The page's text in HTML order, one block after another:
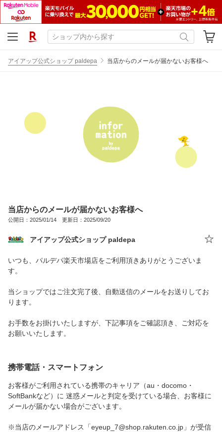
アイアップ公式ショップ paldepa 当店からのメールが届かないお客様へ
当店からのメールが届かないお客様へ
公開日：2025/01/14 更新日：2025/09/20
アイアップ公式ショップ paldepa
いつも、パルデパ楽天市場店をご利用頂きありがとうございま
す。
当ショップではご注文完了後、自動送信のメールをお送りしてお
ります。
お手数をお掛けいたしますが、下記事項をご確認頂き、ご対応を
お願いいたします。
携帯電話・スマートフォン
お客様がご利用されている携帯のキャリア（au・docomo・
SoftBankなど）に 迷惑メールと判定を受けている場合、お客様に
メールが届かない場合がございます。
※当店のメールアドレス「eyeup_7@shop.rakuten.co.jp」が受信